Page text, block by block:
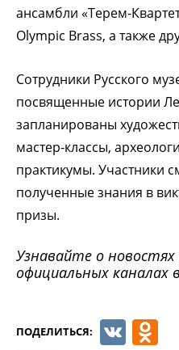
ансамбли «Терем-
Olympic Brass, а также
Сотрудники Русского
посвященные истории
запланированы
мастер-классы,
практикумы. Участники
полученные знания в
призы.
Узнавайте о
официальных каналах в
ПОДЕЛИТЬСЯ: VK